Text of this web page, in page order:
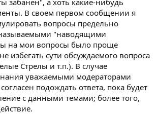
забанен", а хоть какие-нибудь
В своем первом сообщении я
вопросы предельно
называемыми "наводящими
на мои вопросы было проще
избегать сути обсуждаемого вопроса
Стрелы и т.п.). В случае
уважаемыми модераторами
подождать ответа, пока будет
с данными темами; более того,